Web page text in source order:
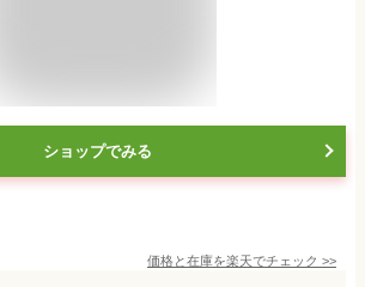
ショップでみる
価格と在庫を楽天でチェック >>